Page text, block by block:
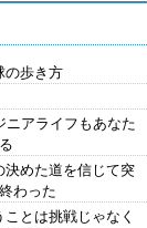
の歩き方
ニアライフもあなた
決めた道を信じて突
わった
とは挑戦じゃなく